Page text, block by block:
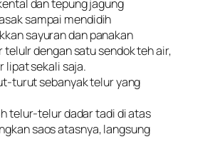
dan tepung jagung
sampai mendidih
sayuran dan panakan
telulr dengan satu sendok teh air,
lipat sekali saja.
turut sebanyak telur yang
telur-telur dadar tadi di atas
saos atasnya, langsung